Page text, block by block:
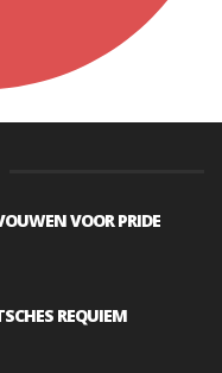
VOOR PRIDE
REQUIEM